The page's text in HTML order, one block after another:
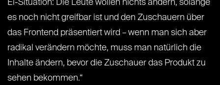
Ei-Situation: Die Leute wollen nichts ändern, solange
es noch nicht greifbar ist und den Zuschauern über
das Frontend präsentiert wird – wenn man sich aber
radikal verändern möchte, muss man natürlich die
Inhalte ändern, bevor die Zuschauer das Produkt zu
sehen bekommen.“